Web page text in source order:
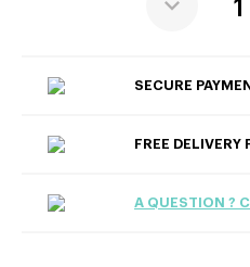
SECURE
FREE
A QUESTION ?